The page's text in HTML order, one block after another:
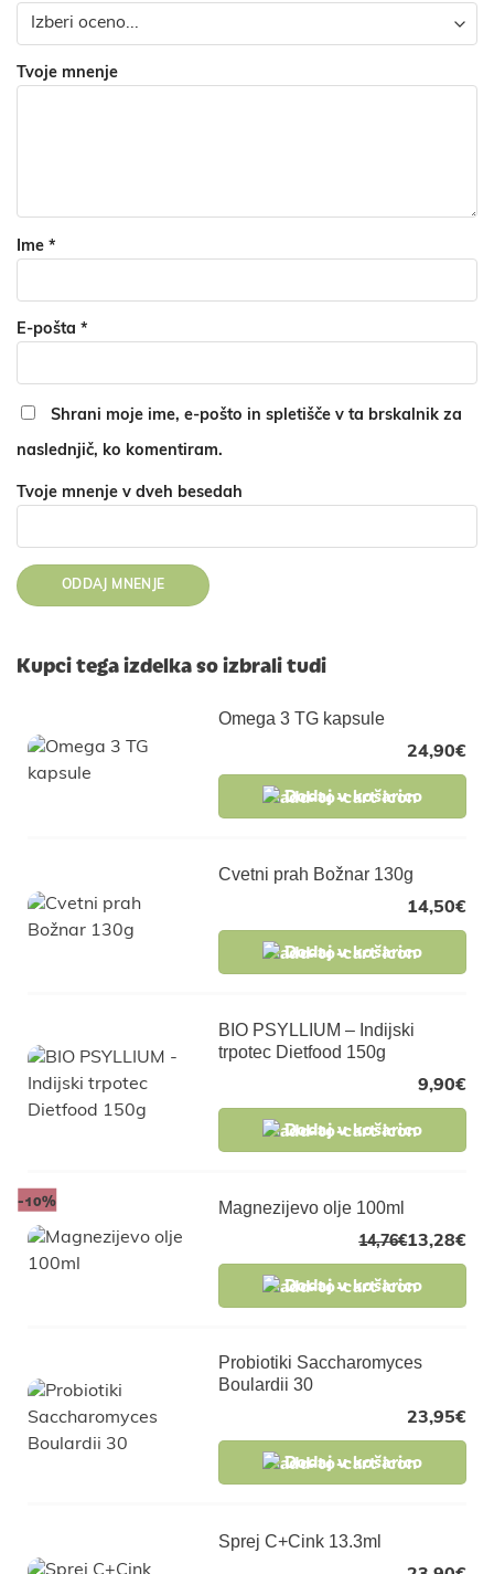
Tvoje mnenje
Ime *
E-pošta *
Shrani moje ime, e-pošto in spletišče v ta brskalnik za
naslednjič, ko komentiram.
Tvoje mnenje v dveh besedah
Kupci tega izdelka so izbrali tudi
Omega 3 TG kapsule
24,90€
Dodaj v košarico
Cvetni prah Božnar 130g
14,50€
Dodaj v košarico
BIO PSYLLIUM – Indijski
trpotec Dietfood 150g
9,90€
Dodaj v košarico
-10% Magnezijevo olje 100ml
13,28€
14,76€
Dodaj v košarico
Probiotiki Saccharomyces
Boulardii 30
23,95€
Dodaj v košarico
Sprej C+Cink 13.3ml